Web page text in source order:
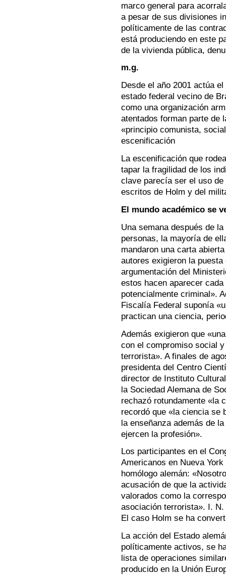
marco general para
a pesar de sus divisiones
políticamente de las
está produciendo en este
de la vivienda pública,
m.g.
Desde el año 2001 actúa
estado federal vecino de
como una organización
atentados forman parte de
«principio comunista,
escenificación
La escenificación que
tapar la fragilidad de los
clave parecía ser el uso
escritos de Holm y del
El mundo académico se
Una semana después de
personas, la mayoría de
mandaron una carta
autores exigieron la
argumentación del
estos hacen aparecer
potencialmente criminal».
Fiscalía Federal suponía
practican una ciencia,
Además exigieron que
con el compromiso social
terrorista». A finales de
presidenta del Centro
director de Instituto
la Sociedad Alemana de
rechazó rotundamente «la
recordó que «la ciencia se
la enseñanza además de
ejercen la profesión».
Los participantes en el
Americanos en Nueva
homólogo alemán:
acusación de que la
valorados como la
asociación terrorista». I. N.
El caso Holm se ha
La acción del Estado
políticamente activos, se
lista de operaciones
producido en la Unión